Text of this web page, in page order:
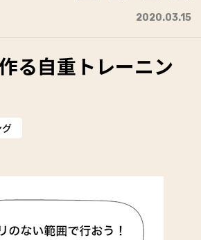
2020.03.15
る自重トレーニン